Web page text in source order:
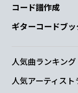
コード譜作成
ギターコードブッ
人気曲ランキング
人気アーティス